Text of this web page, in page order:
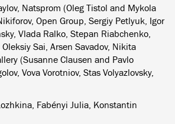
Natsprom (Oleg Tistol and Mykola
Open Group, Sergiy Petlyuk, Igor
Vlada Ralko, Stepan Riabchenko,
Sai, Arsen Savadov, Nikita
(Susanne Clausen and Pavlo
Vova Vorotniov, Stas Volyazlovsky,
Fabényi Julia, Konstantin